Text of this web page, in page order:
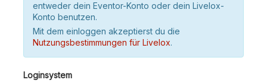
entweder dein Eventor-Konto oder dein Livelox-
Konto benutzen.
Mit dem einloggen akzeptierst du die
Nutzungsbestimmungen für Livelox.
Loginsystem